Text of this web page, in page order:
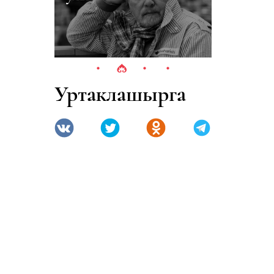
Уртаклашырга